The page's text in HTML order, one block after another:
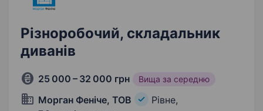
Різноробочий, складальник
диванів
25 000 – 32 000 грн Вища за середню
Морган Феніче, ТОВ
Рівне,